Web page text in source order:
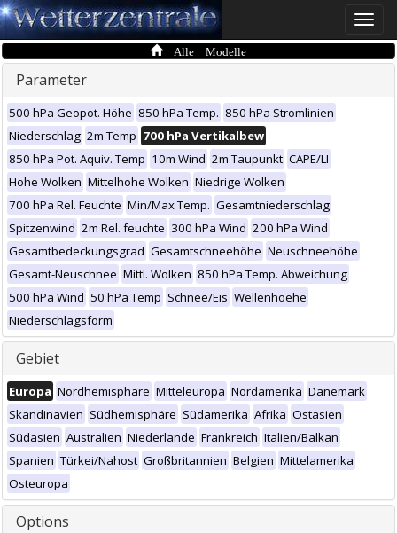
Toggle
Alle Modelle
Parameter
500 hPa Geopot. Höhe 850 hPa Temp. 850 hPa Stromlinien
Niederschlag 2m Temp 700 hPa Vertikalbew
850 hPa Pot. Äquiv. Temp 10m Wind 2m Taupunkt CAPE/LI
Hohe Wolken Mittelhohe Wolken Niedrige Wolken
700 hPa Rel. Feuchte Min/Max Temp. Gesamtniederschlag
Spitzenwind 2m Rel. feuchte 300 hPa Wind 200 hPa Wind
Gesamtbedeckungsgrad Gesamtschneehöhe Neuschneehöhe
Gesamt-Neuschnee Mittl. Wolken 850 hPa Temp. Abweichung
500 hPa Wind 50 hPa Temp Schnee/Eis Wellenhoehe
Niederschlagsform
Gebiet
Europa Nordhemisphäre Mitteleuropa Nordamerika Dänemark
Skandinavien Südhemisphäre Südamerika Afrika Ostasien
Südasien Australien Niederlande Frankreich Italien/Balkan
Spanien Türkei/Nahost Großbritannien Belgien Mittelamerika
Osteuropa
Options